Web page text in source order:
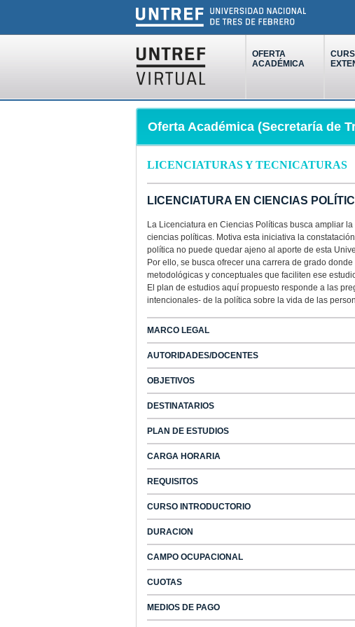
OFERTA
ACADÉMICA
Oferta Académica (Secretaría de
LICENCIATURAS Y TECNICATURAS
LICENCIATURA EN CIENCIAS
La Licenciatura en Ciencias Políticas busca ampliar
ciencias políticas. Motiva esta iniciativa la
política no puede quedar ajeno al aporte de esta
Por ello, se busca ofrecer una carrera de grado
metodológicas y conceptuales que faciliten ese
El plan de estudios aquí propuesto responde a las
intencionales- de la política sobre la vida de las
MARCO LEGAL
AUTORIDADES/DOCENTES
OBJETIVOS
DESTINATARIOS
PLAN DE ESTUDIOS
CARGA HORARIA
REQUISITOS
CURSO INTRODUCTORIO
DURACION
CAMPO OCUPACIONAL
CUOTAS
MEDIOS DE PAGO